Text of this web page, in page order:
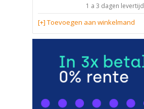
1 a 3 dagen levertijd
[+] Toevoegen aan winkelmand